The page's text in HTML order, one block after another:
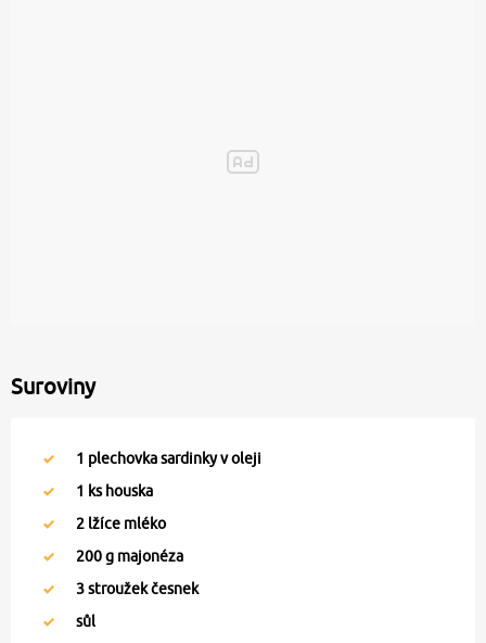
Suroviny
1 plechovka sardinky v oleji
1 ks houska
2 lžíce mléko
200g majonéza
3stroužek česnek
sůl